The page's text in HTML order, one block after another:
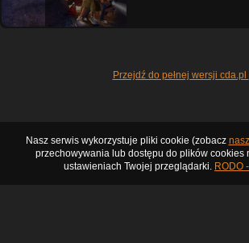
Przejdź do pełnej wersji cda.pl
Nasz serwis wykorzystuje pliki cookie (zobacz
przechowywania lub dostępu do plików cookies
ustawieniach Twojej przeglądarki. RODO